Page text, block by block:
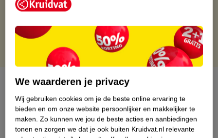
Gratis retourneren via verkooppartner.
Over dit product
Productinformatie
Nature Impact Score
We waarderen je privacy
Wij gebruiken cookies om je de beste online ervaring te
bieden en om onze website persoonlijker en makkelijker te
maken. Zo kunnen we jou de beste acties en aanbiedingen
tonen en zorgen we dat je ook buiten Kruidvat.nl relevante